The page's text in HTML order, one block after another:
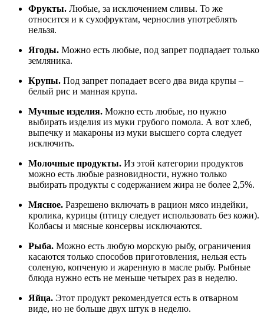
Фрукты. Любые, за исключением сливы. То же
относится и к сухофруктам, чернослив употреблять
нельзя.
Ягоды. Можно есть любые, под запрет подпадает только
земляника.
Крупы. Под запрет попадает всего два вида крупы –
белый рис и манная крупа.
Мучные изделия. Можно есть любые, но нужно
выбирать изделия из муки грубого помола. А вот хлеб,
выпечку и макароны из муки высшего сорта следует
исключить.
Молочные продукты. Из этой категории продуктов
можно есть любые разновидности, нужно только
выбирать продукты с содержанием жира не более 2,5%.
Мясное. Разрешено включать в рацион мясо индейки,
кролика, курицы (птицу следует использовать без кожи).
Колбасы и мясные консервы исключаются.
Рыба. Можно есть любую морскую рыбу, ограничения
касаются только способов приготовления, нельзя есть
соленую, копченую и жаренную в масле рыбу. Рыбные
блюда нужно есть не меньше четырех раз в неделю.
Яйца. Этот продукт рекомендуется есть в отварном
виде, но не больше двух штук в неделю.